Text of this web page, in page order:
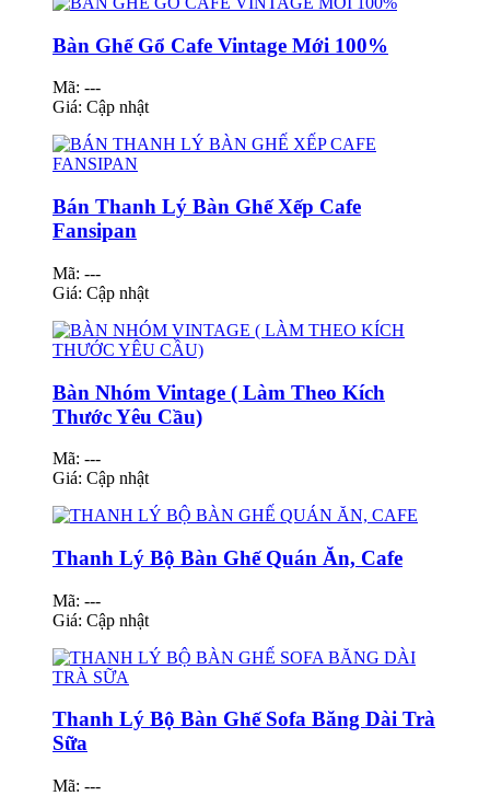
Bàn Ghế Gổ Cafe Vintage Mới 100%
Mã: ---
Giá: Cập nhật
Bán Thanh Lý Bàn Ghế Xếp Cafe
Fansipan
Mã: ---
Giá: Cập nhật
Bàn Nhóm Vintage ( Làm Theo Kích
Thước Yêu Cầu)
Mã: ---
Giá: Cập nhật
Thanh Lý Bộ Bàn Ghế Quán Ăn, Cafe
Mã: ---
Giá: Cập nhật
Thanh Lý Bộ Bàn Ghế Sofa Băng Dài Trà
Sữa
Mã: ---